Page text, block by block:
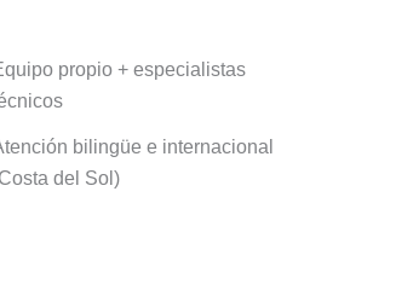
propio + especialistas
bilingüe e internacional
del Sol)